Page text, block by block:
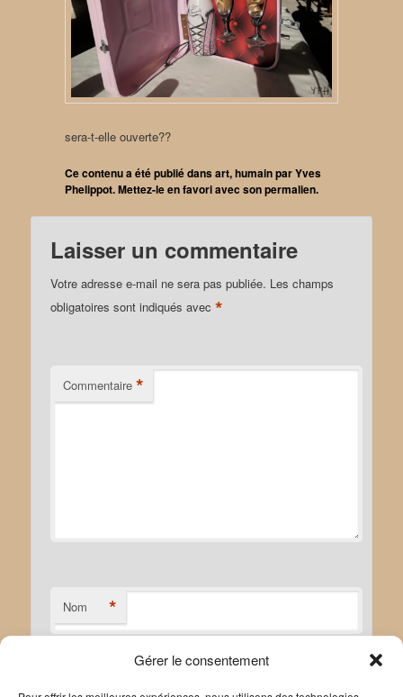
Gérer le consentement
sera-t-elle ouverte??
Ce contenu a été publié dansart,humainparYves
Phelippot. Mettez-le en favori avec sonpermalien.
Laisser un commentaire
Votre adresse e-mail ne sera pas publiée. Les champs
obligatoires sont indiqués avec*
Commentaire *
Nom *